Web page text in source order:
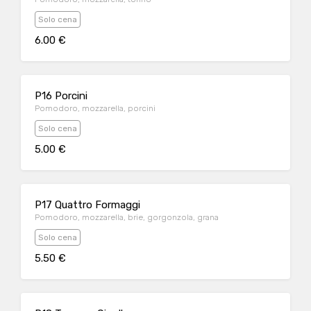
Solo cena
6.00 €
P16 Porcini
Pomodoro, mozzarella, porcini
Solo cena
5.00 €
P17 Quattro Formaggi
Pomodoro, mozzarella, brie, gorgonzola, grana
Solo cena
5.50 €